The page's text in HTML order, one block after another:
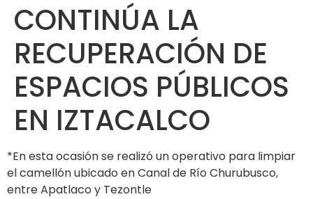
CONTINÚA LA
RECUPERACIÓN DE
ESPACIOS PÚBLICOS
EN IZTACALCO
*En esta ocasión se realizó un operativo para limpiar
el camellón ubicado en Canal de Río Churubusco,
entre Apatlaco y Tezontle